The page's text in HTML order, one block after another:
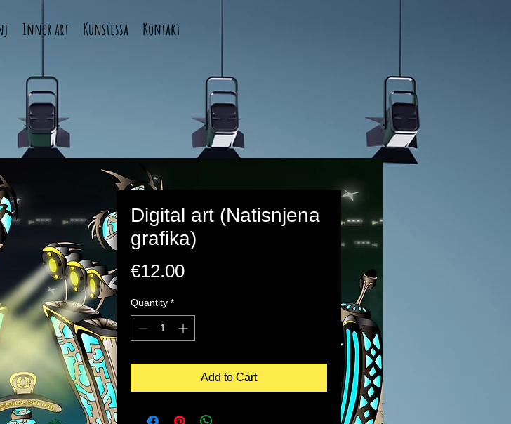
Inner art Kunstessa Kontakt
Digital art (Natisnjena
grafika)
€12.00Price
Quantity *
Add to Cart